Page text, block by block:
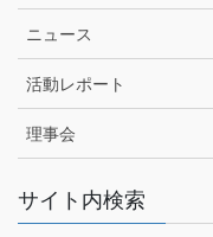
ニュース
活動レポート
理事会
サイト内検索